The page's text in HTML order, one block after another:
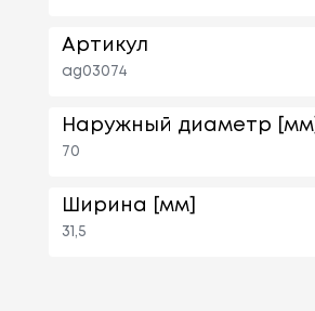
Артикул
ag03074
Наружный диаметр [мм]
70
Ширина [мм]
31,5